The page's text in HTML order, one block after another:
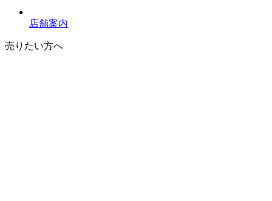
店舗案内
売りたい方へ